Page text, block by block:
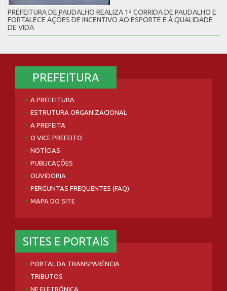
PREFEITURA DE PAUDALHO REALIZA 1ª CORRIDA DE PAUDALHO E
FORTALECE AÇÕES DE INCENTIVO AO ESPORTE E À QUALIDADE
DE VIDA
PREFEITURA
A PREFEITURA
ESTRUTURA ORGANIZACIONAL
A PREFEITA
O VICE PREFEITO
NOTÍCIAS
PUBLICAÇÕES
OUVIDORIA
PERGUNTAS FREQUENTES (FAQ)
MAPA DO SITE
SITES E PORTAIS
PORTAL DA TRANSPARÊNCIA
TRIBUTOS
NF ELETRÔNICA